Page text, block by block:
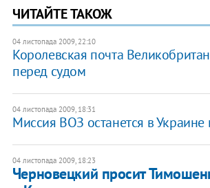
ЧИТАЙТЕ ТАКОЖ
04 листопада 2009, 22:10
Королевская почта
перед судом
04 листопада 2009, 18:31
Миссия ВОЗ останется в Украине
04 листопада 2009, 18:23
Черновецкий просит